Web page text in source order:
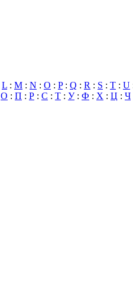
L : M : N : O : P: Q : R : S : T : U
О : П : Р : С : Т : У: Ф : Х : Ц : Ч